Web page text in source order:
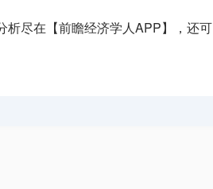
析尽在【前瞻经济学人APP】，还